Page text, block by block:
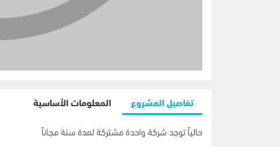
تفاصيل المشروع المعلومات الأساسية
حالياً توجد شركة واحدة مشتركة لمدة سنة مجاناً